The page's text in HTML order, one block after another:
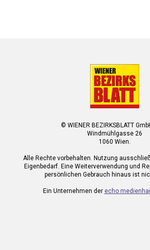
© WIENER BEZIRKSBLATT
Windmühlgasse 26
1060 Wien.
Alle Rechte vorbehalten. Nutzung
Eigenbedarf. Eine Weiterverwendung und
persönlichen Gebrauch hinaus ist
Ein Unternehmen der echo